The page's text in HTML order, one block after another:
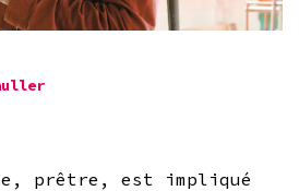
prêtre, est impliqué